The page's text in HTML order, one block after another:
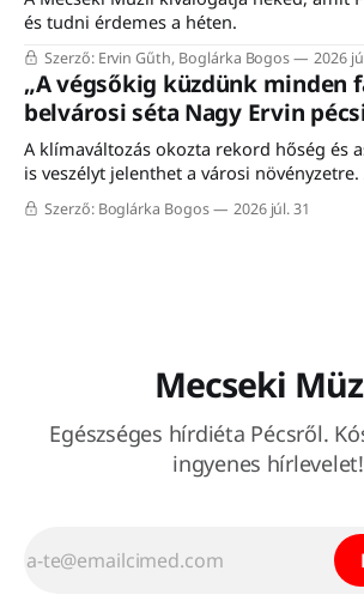
és tudni érdemes a héten.
Szerző: Ervin Gűth, Boglárka Bogos 2026
„A végsőkig küzdünk minden
belvárosi séta Nagy Ervin
A klímaváltozás okozta rekord hőség és
is veszélyt jelenthet a városi növényzetre.
Sziget séta-fórumán Nagy Ervin, Pécs
városon belüli növénytelepítés
Szerző: Boglárka Bogos 2026 júl. 31
Mecseki
Egészséges hírdiéta Pécsről.
ingyenes hírlevelet!